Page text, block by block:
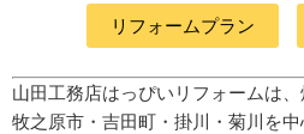
リフォームプラン
山田工務店はっぴいリフォームは
牧之原市・吉田町 ・掛川・菊川 を